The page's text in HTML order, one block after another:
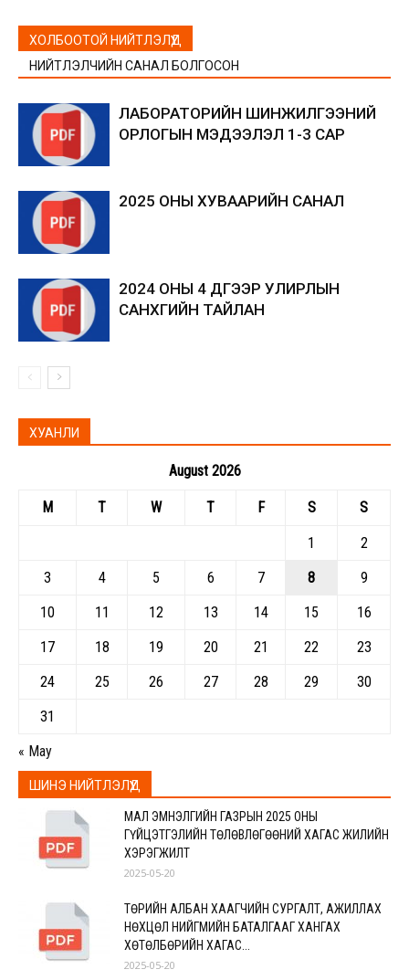
ХОЛБООТОЙ НИЙТЛЭЛҮҮД
НИЙТЛЭЛЧИЙН САНАЛ БОЛГОСОН
ЛАБОРАТОРИЙН ШИНЖИЛГЭЭНИЙ
ОРЛОГЫН МЭДЭЭЛЭЛ 1-3 САР
2025 ОНЫ ХУВААРИЙН САНАЛ
2024 ОНЫ 4 ДҮГЭЭР УЛИРЛЫН
САНХҮҮГИЙН ТАЙЛАН
ХУАНЛИ
August 2026
M T W T F S S
« May
1
2
3
4 5 6 7 8
9
10
11 12 13 14 15
16
17
18 19 20 21 22
23
24
25 26 27 28 29
30
31
ШИНЭ НИЙТЛЭЛҮҮД
МАЛ ЭМНЭЛГИЙН ГАЗРЫН 2025 ОНЫ
ГҮЙЦЭТГЭЛИЙН ТӨЛӨВЛӨГӨӨНИЙ ХАГАС ЖИЛИЙН
ХЭРЭГЖИЛТ
2025-05-20
ТӨРИЙН АЛБАН ХААГЧИЙН СУРГАЛТ, АЖИЛЛАХ
НӨХЦӨЛ НИЙГМИЙН БАТАЛГААГ ХАНГАХ
ХӨТӨЛБӨРИЙН ХАГАС...
2025-05-20